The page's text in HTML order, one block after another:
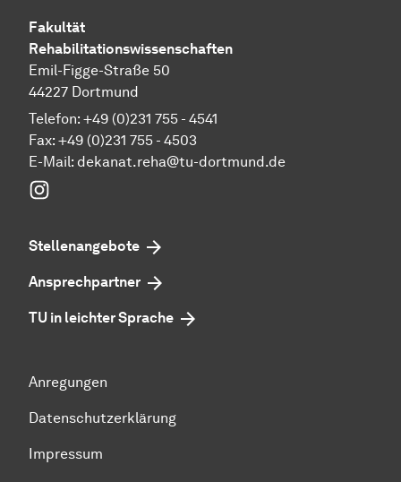
Fakultät
Rehabilitationswissenschaften
Emil-Figge-Straße 50
44227 Dortmund
Telefon: +49 (0)231 755 - 4541
Fax: +49 (0)231 755 - 4503
E-Mail: dekanat.reha@tu-dortmund.de
Stellenangebote
Ansprechpartner
TU in leichter Sprache
Anregungen
Datenschutzerklärung
Impressum